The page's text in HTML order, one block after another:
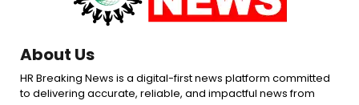
About Us
HR Breaking News is a digital-first news platform committed
to delivering accurate, reliable, and impactful news from